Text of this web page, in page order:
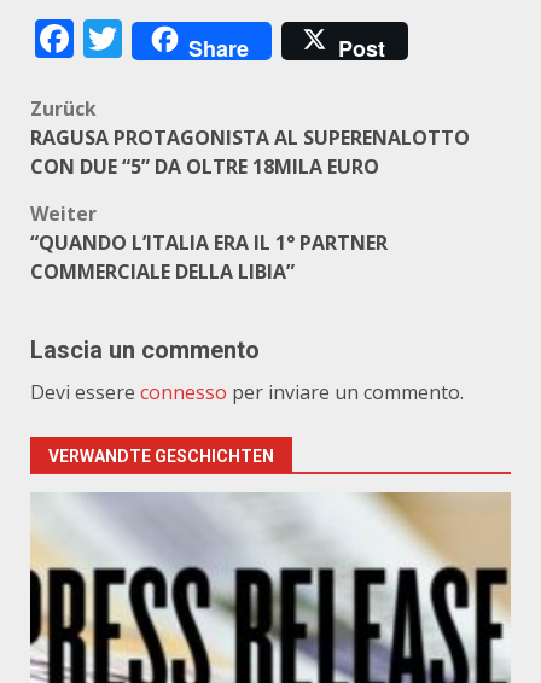
Facebook
Twitter
Share Post
Beitragsnavigation
Zurück
RAGUSA PROTAGONISTA AL SUPERENALOTTO
CON DUE “5” DA OLTRE 18MILA EURO
Weiter
“QUANDO L’ITALIA ERA IL 1° PARTNER
COMMERCIALE DELLA LIBIA”
Lascia un commento
Devi essere connesso per inviare un commento.
VERWANDTE GESCHICHTEN